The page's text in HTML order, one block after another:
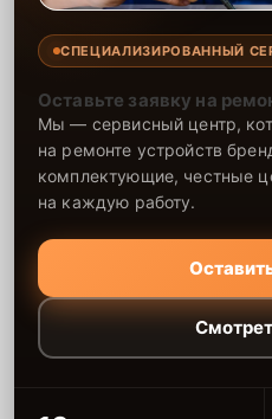
СПЕЦИАЛИЗИРОВАННЫЙ
Оставьте заявку на
Мы — сервисный центр,
на ремонте устройств
комплектующие, честные
на каждую работу.